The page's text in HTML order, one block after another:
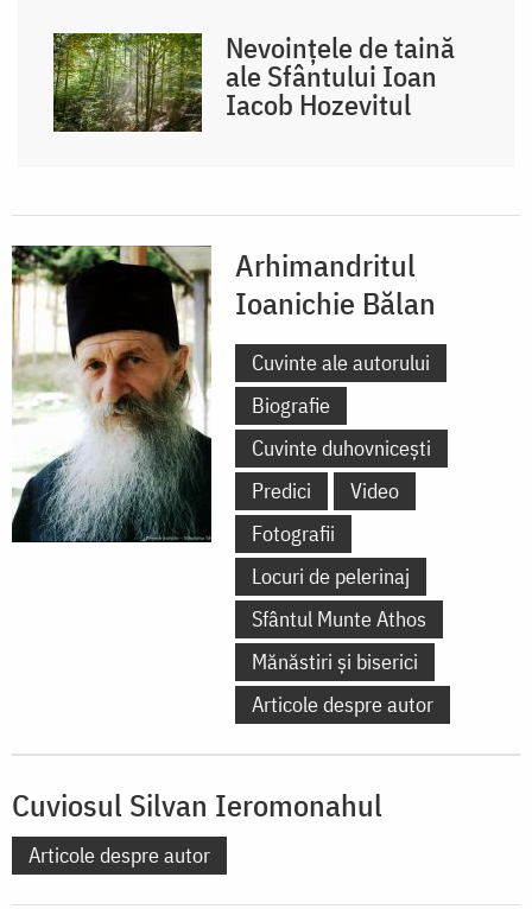
Nevoințele de taină
ale Sfântului Ioan
Iacob Hozevitul
Arhimandritul
Ioanichie Bălan
Cuvinte ale autorului
Biografie
Cuvinte duhovnicești
Predici
Video
Fotografii
Locuri de pelerinaj
Sfântul Munte Athos
Mănăstiri și biserici
Articole despre autor
Cuviosul Silvan Ieromonahul
Articole despre autor